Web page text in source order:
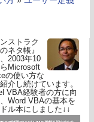
ンストラク
ネタ帳』
2003年10
Microsoft
の使い方な
介し続けています。
VBA経験者の方に向
Word VBAの基本を
ル本にしました↓↓